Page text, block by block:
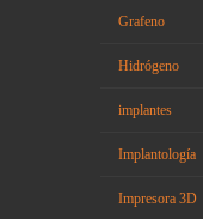
Grafeno
Hidrógeno
implantes
Implantología
Impresora 3D